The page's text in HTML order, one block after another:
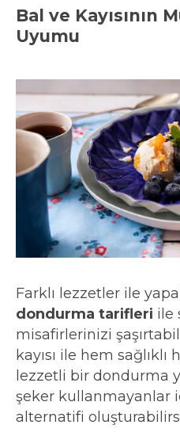
Bal ve Kayısının
Uyumu
Farklı lezzetler ile
dondurma tarifleri ile
misafirlerinizi
kayısı ile hem
lezzetli bir dondurma
şeker kullanmayanlar
alternatifi